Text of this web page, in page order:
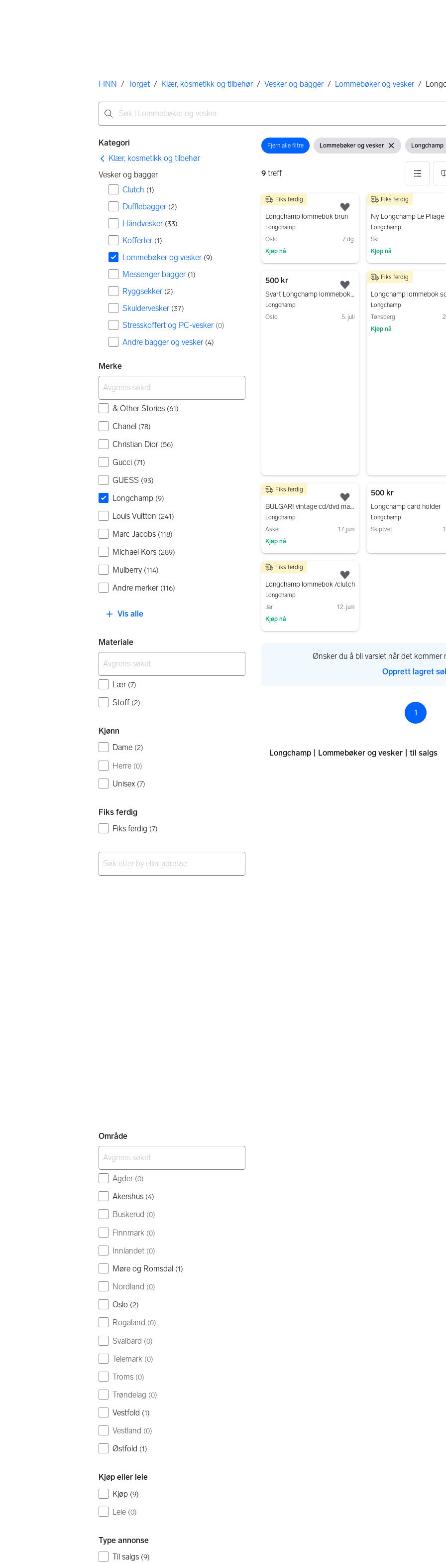
Her er du
FINN / Torget / Klær, kosmetikk og tilbehør / Vesker og bagger / Lommebøker og vesker /
Filtre
Kategori
Klær, kosmetikk og tilbehør
Vesker og bagger
Clutch (1)
Dufflebagger (2)
Håndvesker (33)
Kofferter (1)
Lommebøker og vesker (9)
Messenger bagger (1)
Ryggsekker (2)
Skuldervesker (37)
Stresskoffert og PC-vesker (0)
Andre bagger og vesker (4)
Merke
& Other Stories (61)
Chanel (78)
Christian Dior (56)
Gucci (71)
GUESS (93)
Longchamp (9)
Louis Vuitton (241)
Marc Jacobs (118)
Michael Kors (289)
Mulberry (114)
Andre merker (116)
Vis alle
Materiale
Lær (7)
Stoff (2)
Kjønn
Dame (2)
Herre (0)
Unisex (7)
Fiks ferdig
Fiks ferdig (7)
Område
Agder (0)
Akershus (4)
Buskerud (0)
Finnmark (0)
Innlandet (0)
Møre og Romsdal (1)
Nordland (0)
Oslo (2)
Rogaland (0)
Svalbard (0)
Telemark (0)
Troms (0)
Trøndelag (0)
Vestfold (1)
Vestland (0)
Østfold (1)
Kjøp eller leie
Kjøp (9)
Leie (0)
Type annonse
Til salgs (9)
Åpne filter
Fjern alle filtre Vis filter
Lommebøker og vesker Fjern filterVis filter
Longchamp
9treff
9 resultater
600 kr
Longchamp lommebok brun
Longchamp
Oslo
7 dg.
Kjøp nå
Fiks ferdig
Legg til som favoritt.
399 kr
Longchamp
Ski
Kjøp nå
Fiks ferdig
500 kr
Svart Longchamp lommebok i skinn
Longchamp
Oslo
5. juli
Legg til som favoritt.
1 500 kr
Longchamp lommebok
Longchamp
Tønsberg
Kjøp nå
Fiks ferdig
400 kr
BULGARI vintage cd/dvd mappe
Longchamp
Asker
17. juni
Kjøp nå
Fiks ferdig
Legg til som favoritt.
500 kr
Longchamp card holder
Longchamp
Skiptvet
1 200 kr
Longchamp lommebok /clutch
Longchamp
Jar
12. juni
Kjøp nå
Fiks ferdig
Legg til som favoritt.
Ønsker du å bli varslet når det kommer
Opprett lagret
1
Longchamp | Lommebøker og vesker | til salgs